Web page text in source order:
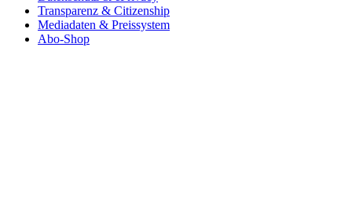
Transparenz & Citizenship
Mediadaten & Preissystem
Abo-Shop